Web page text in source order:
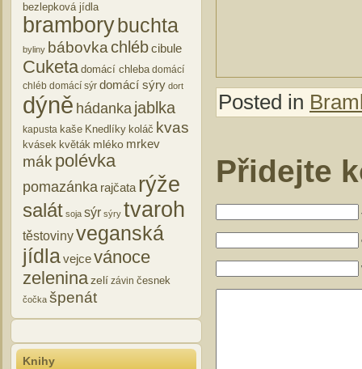
bezlepková jídla
brambory buchta
byliny bábovkachlébcibule
Cuketa domácí chleba domácí
chléb domácí sýr domácí sýry dort
dýně hádanka jablka
kapusta kaše Knedlíky koláč kvas
kvásek květák mléko mrkev
mákpolévka
pomazánka rajčata rýže
salát soja sýr sýry tvaroh
těstovinyveganská
jídlavejcevánoce
zeleninazelí závin česnek
čočka špenát
Knihy
Posted in
Přidejte